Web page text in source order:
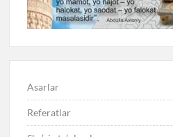
Asarlar
Referatlar